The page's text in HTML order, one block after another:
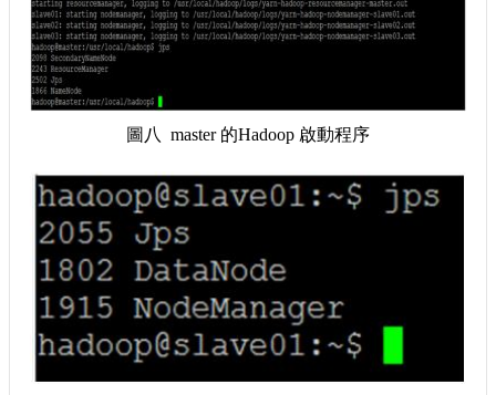
圖八 master 的Hadoop 啟動程序